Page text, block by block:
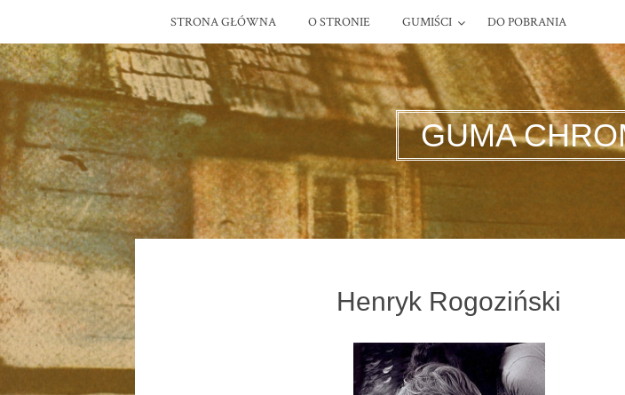
STRONA GŁÓWNA O STRONIE GUMIŚCI DO POBRANIA
GUMA
Henryk Rogoziński